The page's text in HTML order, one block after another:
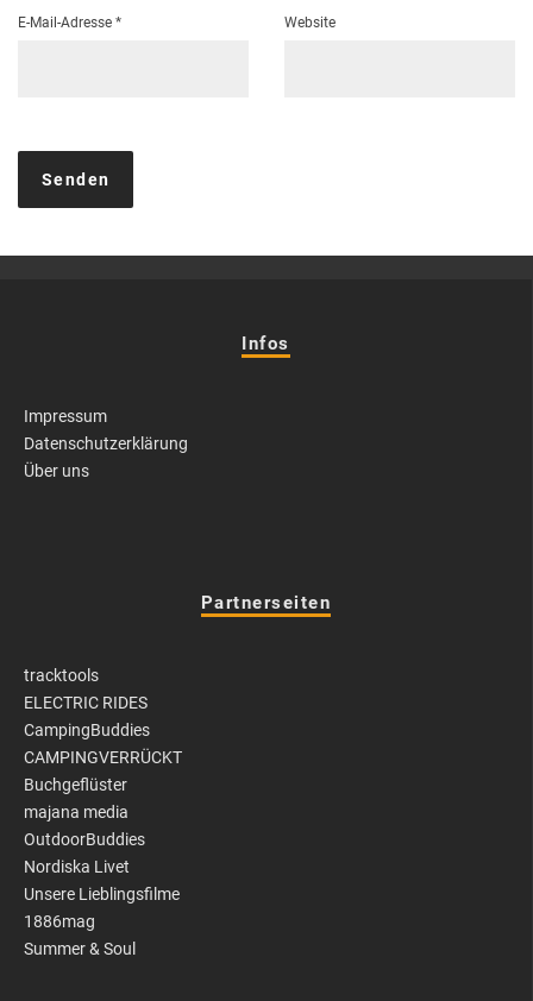
E-Mail-Adresse * Website
Infos
Impressum
Datenschutzerklärung
Über uns
Partnerseiten
tracktools
ELECTRIC RIDES
CampingBuddies
CAMPINGVERRÜCKT
Buchgeflüster
majana media
OutdoorBuddies
Nordiska Livet
Unsere Lieblingsfilme
1886mag
Summer & Soul